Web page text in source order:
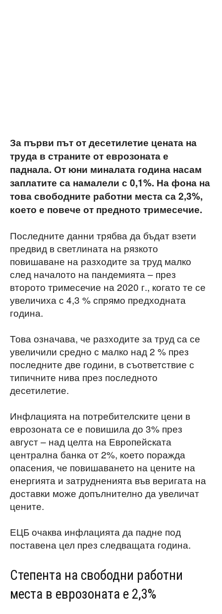
За първи път от десетилетие цената на
труда в страните от еврозоната е
паднала. От юни миналата година насам
заплатите са намалели с 0,1%. На фона на
това свободните работни места са 2,3%,
което е повече от предното тримесечие.
Последните данни трябва да бъдат взети
предвид в светлината на рязкото
повишаване на разходите за труд малко
след началото на пандемията – през
второто тримесечие на 2020 г., когато те се
увеличиха с 4,3 % спрямо предходната
година.
Това означава, че разходите за труд са се
увеличили средно с малко над 2 % през
последните две години, в съответствие с
типичните нива през последното
десетилетие.
Инфлацията на потребителските цени в
еврозоната се е повишила до 3% през
август – над целта на Европейската
централна банка от 2%, което поражда
опасения, че повишаването на цените на
енергията и затрудненията във веригата на
доставки може допълнително да увеличат
цените.
ЕЦБ очаква инфлацията да падне под
поставена цел през следващата година.
Степента на свободни работни
места в еврозоната е 2,3%